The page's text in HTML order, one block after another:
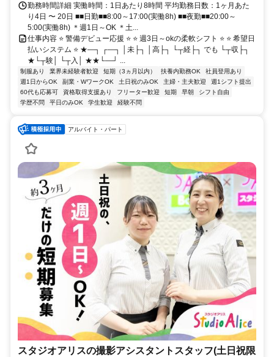
勤務時間詳細 実働時間：1日あたり8時間 平均勤務日数：1ヶ月あた
り4日 〜 20日 ■■日勤■■8:00～17:00(実働8h) ■■夜勤■■20:00～
5:00(実働8h) ＊週1日～OK ＊土...
仕事内容 ⭐ 警備デビュー応援 ⭐ ⭐ 週3日～okの柔軟シフト ⭐ ⭐ 希望日
払いシステム ⭐ ★―┐ ┌―┐ │未├┐ │高├┐ └┬経├┐ でも └┬収├┐
★└┬験│ └┬入│ ★★└―┘ ...
制服あり 業界未経験者歓迎 短期（3ヵ月以内） 扶養内勤務OK
社員登用あり
週1日からOK
副業・WワークOK 土日祝のみOK 主婦・主夫歓迎
週1シフト提出
60代も応募可
資格取得支援あり フリーター歓迎 短期 早朝
シフト自由
学歴不問
平日のみOK 学生歓迎 経験不問
アルバイト・パート
スタジオアリスの撮影アシスタントスタッフ(土日祝限